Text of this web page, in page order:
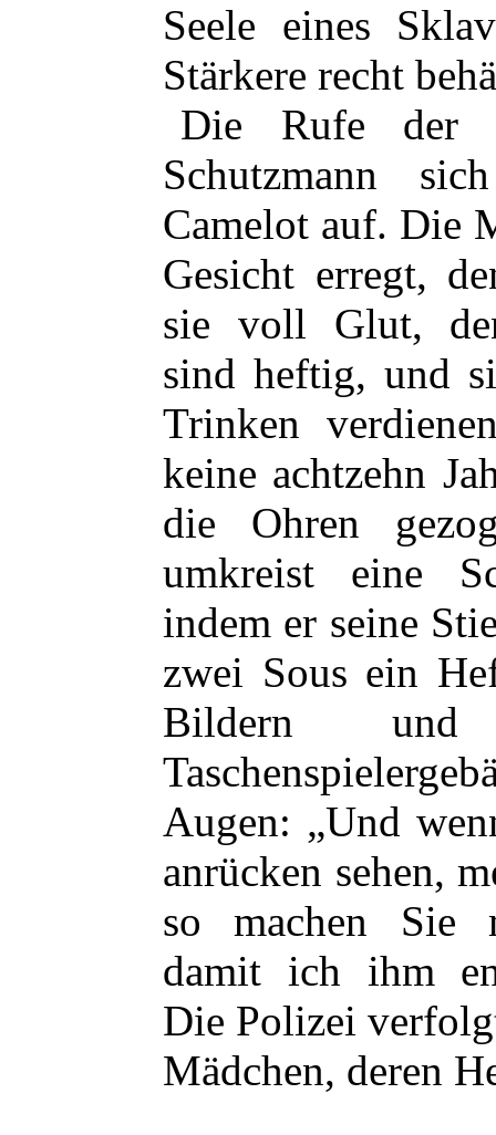
Seele eines
Stärkere recht
Die Rufe der
Schutzmann
Camelot auf. Die
Gesicht erregt,
sie voll Glut,
sind heftig, und
Trinken
keine achtzehn
die Ohren
umkreist eine
indem er seine
zwei Sous ein
Bildern
Augen: „Und
anrücken sehen,
so machen Sie
damit ich ihm
Die Polizei
Mädchen, deren